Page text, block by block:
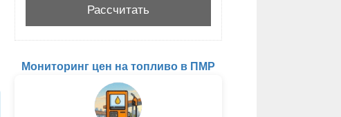
Мониторинг цен на топливо в ПМР